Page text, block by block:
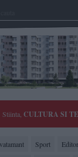
Stiinta, CULTURA SI
Sport